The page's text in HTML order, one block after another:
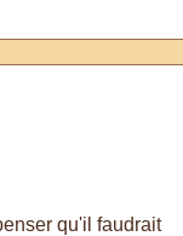
qu'il faudrait